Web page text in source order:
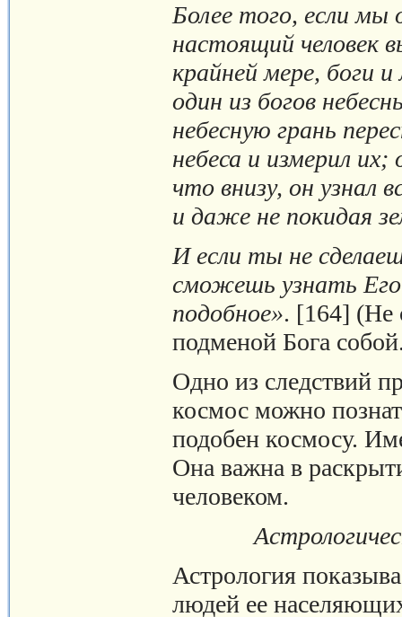
Более того, если мы
настоящий человек
крайней мере, боги
один из богов
небесную грань
небеса и измерил их;
что внизу, он узнал
и даже не покидая
И если ты не
сможешь узнать
подобное». [164] (Не
подменой Бога
Одно из следствий
космос можно
подобен космосу.
Она важна в
человеком.
Астрология
людей ее